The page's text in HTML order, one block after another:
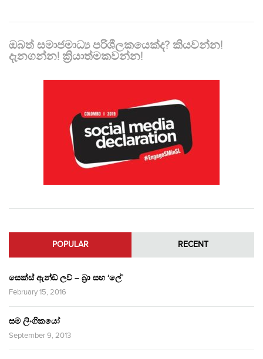
ඔබත් සමාජමාධ්‍ය පරිශීලකයෙක්ද? කියවන්න!
දැනගන්න! ක්‍රියාත්මකවන්න!
POPULAR RECENT
සෙක්ස් ඇන්ඩ් ලව් – බ්‍රා සහ ‘ලේ’
February 15, 2016
සම ලිංගිකයෝ
September 9, 2013